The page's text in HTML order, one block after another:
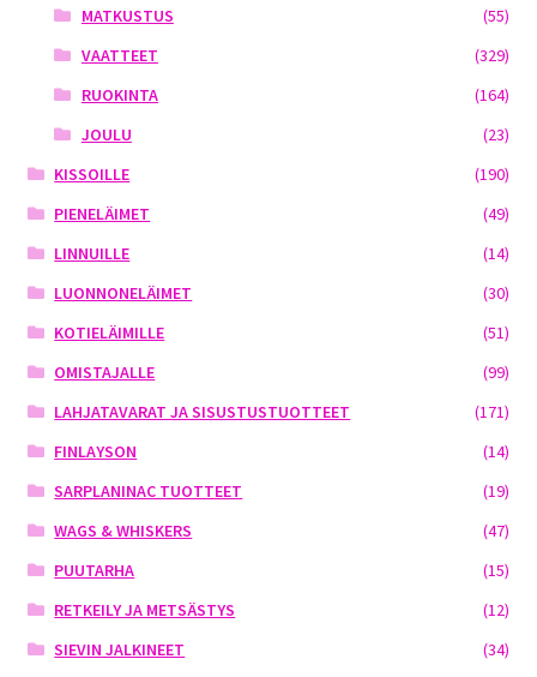
MATKUSTUS
(55)
VAATTEET
(329)
RUOKINTA
(164)
JOULU
(23)
KISSOILLE
(190)
PIENELÄIMET
(49)
LINNUILLE
(14)
LUONNONELÄIMET
(30)
KOTIELÄIMILLE
(51)
OMISTAJALLE
(99)
LAHJATAVARAT JA SISUSTUSTUOTTEET
(171)
FINLAYSON
(14)
SARPLANINAC TUOTTEET
(19)
WAGS & WHISKERS
(47)
PUUTARHA
(15)
RETKEILY JA METSÄSTYS
(12)
SIEVIN JALKINEET
(34)